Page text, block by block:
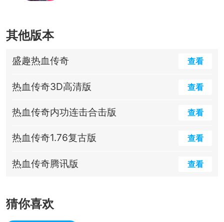
其他版本
盛趣热血传奇 查看
热血传奇3D高清版 查看
热血传奇内功连击合击版 查看
热血传奇1.76复古版 查看
热血传奇腾讯版 查看
猜你喜欢